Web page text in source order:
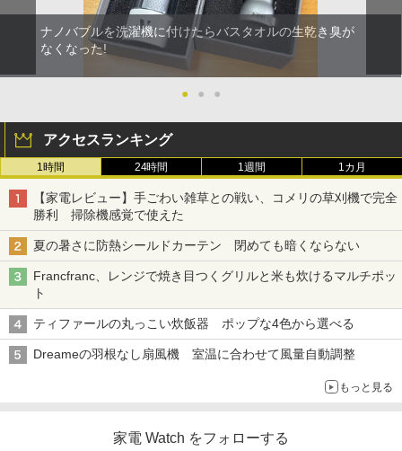
ナノバブルを洗濯機に付けたらバスタオルの生乾き臭が
なくなった!
● ● ●
アクセスランキング
1時間 24時間 1週間 1カ月
【家電レビュー】手ごわい雑草との戦い、コメリの草刈機で完全
勝利 掃除機感覚で使えた
夏の暑さに防熱シールドカーテン 閉めても暗くならない
Francfranc、レンジで焼き目つくグリルと米も炊けるマルチポッ
ト
ティファールの丸っこい炊飯器 ポップな4色から選べる
Dreameの羽根なし扇風機 室温に合わせて風量自動調整
もっと見る
家電 Watch をフォローする